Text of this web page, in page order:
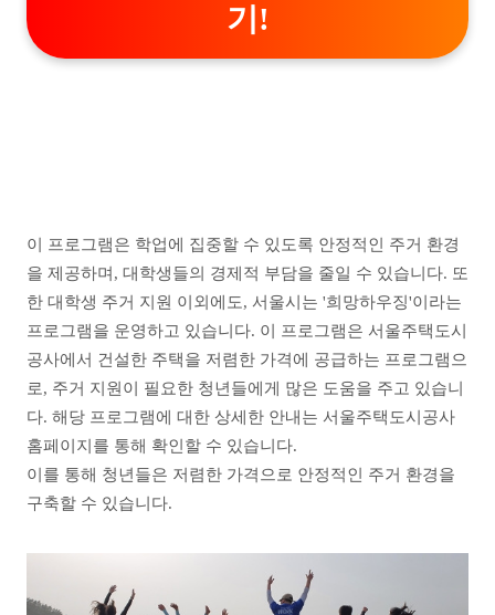
기!
이 프로그램은 학업에 집중할 수 있도록 안정적인 주거 환경
을 제공하며, 대학생들의 경제적 부담을 줄일 수 있습니다. 또
한 대학생 주거 지원 이외에도, 서울시는 '희망하우징'이라는
프로그램을 운영하고 있습니다. 이 프로그램은 서울주택도시
공사에서 건설한 주택을 저렴한 가격에 공급하는 프로그램으
로, 주거 지원이 필요한 청년들에게 많은 도움을 주고 있습니
다. 해당 프로그램에 대한 상세한 안내는 서울주택도시공사
홈페이지를 통해 확인할 수 있습니다.
이를 통해 청년들은 저렴한 가격으로 안정적인 주거 환경을
구축할 수 있습니다.